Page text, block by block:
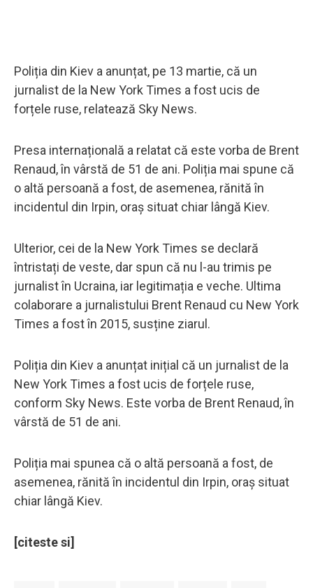
Poliția din Kiev a anunțat, pe 13 martie, că un
jurnalist de la New York Times a fost ucis de
forțele ruse, relatează Sky News.
Presa internațională a relatat că este vorba de Brent
Renaud, în vârstă de 51 de ani. Poliția mai spune că
o altă persoană a fost, de asemenea, rănită în
incidentul din Irpin, oraș situat chiar lângă Kiev.
Ulterior, cei de la New York Times se declară
întristați de veste, dar spun că nu l-au trimis pe
jurnalist în Ucraina, iar legitimația e veche. Ultima
colaborare a jurnalistului Brent Renaud cu New York
Times a fost în 2015, susține ziarul.
Poliția din Kiev a anunțat inițial că un jurnalist de la
New York Times a fost ucis de forțele ruse,
conform Sky News. Este vorba de Brent Renaud, în
vârstă de 51 de ani.
Poliția mai spunea că o altă persoană a fost, de
asemenea, rănită în incidentul din Irpin, oraș situat
chiar lângă Kiev.
[citeste si]